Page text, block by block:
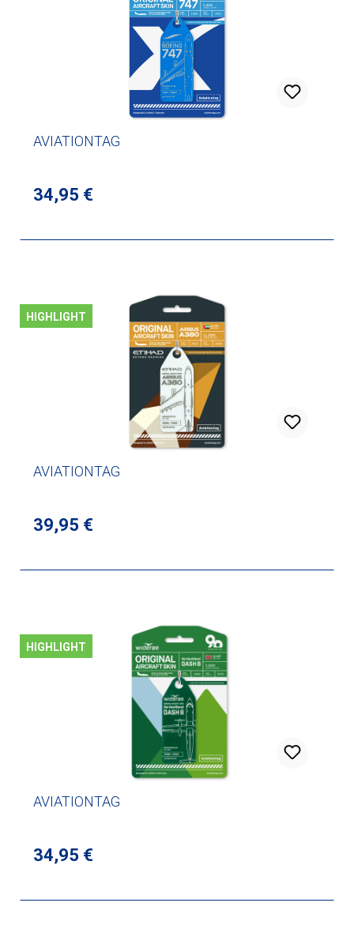
AVIATIONTAG
Regulärer Preis:
34,95 €
HIGHLIGHT
AVIATIONTAG
Regulärer Preis:
39,95 €
HIGHLIGHT
AVIATIONTAG
Regulärer Preis:
34,95 €